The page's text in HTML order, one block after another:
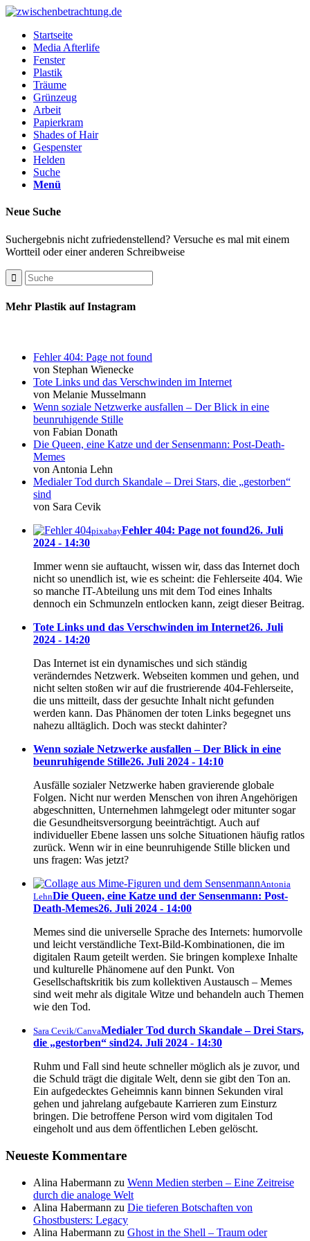
Startseite
Media Afterlife
Fenster
Plastik
Träume
Grünzeug
Arbeit
Papierkram
Shades of Hair
Gespenster
Helden
Suche
Menü
Neue Suche
Suchergebnis nicht zufriedenstellend? Versuche es mal mit einem
Wortteil oder einer anderen Schreibweise
Mehr Plastik auf Instagram
Fehler 404: Page not found
von Stephan Wienecke
Tote Links und das Verschwinden im Internet
von Melanie Musselmann
Wenn soziale Netzwerke ausfallen – Der Blick in eine
beunruhigende Stille
von Fabian Donath
Die Queen, eine Katze und der Sensenmann: Post-Death-
Memes
von Antonia Lehn
Medialer Tod durch Skandale – Drei Stars, die „gestorben“
sind
von Sara Cevik
pixabayFehler 404: Page not found26. Juli
2024 - 14:30
Immer wenn sie auftaucht, wissen wir, dass das Internet doch
nicht so unendlich ist, wie es scheint: die Fehlerseite 404. Wie
so manche IT-Abteilung uns mit dem Tod eines Inhalts
dennoch ein Schmunzeln entlocken kann, zeigt dieser Beitrag.
Tote Links und das Verschwinden im Internet26. Juli
2024 - 14:20
Das Internet ist ein dynamisches und sich ständig
veränderndes Netzwerk. Webseiten kommen und gehen, und
nicht selten stoßen wir auf die frustrierende 404-Fehlerseite,
die uns mitteilt, dass der gesuchte Inhalt nicht gefunden
werden kann. Das Phänomen der toten Links begegnet uns
nahezu alltäglich. Doch was steckt dahinter?
Wenn soziale Netzwerke ausfallen – Der Blick in eine
beunruhigende Stille26. Juli 2024 - 14:10
Ausfälle sozialer Netzwerke haben gravierende globale
Folgen. Nicht nur werden Menschen von ihren Angehörigen
abgeschnitten, Unternehmen lahmgelegt oder mitunter sogar
die Gesundheitsversorgung beeinträchtigt. Auch auf
individueller Ebene lassen uns solche Situationen häufig ratlos
zurück. Wenn wir in eine beunruhigende Stille blicken und
uns fragen: Was jetzt?
Antonia
LehnDie Queen, eine Katze und der Sensenmann: Post-
Death-Memes26. Juli 2024 - 14:00
Memes sind die universelle Sprache des Internets: humorvolle
und leicht verständliche Text-Bild-Kombinationen, die im
digitalen Raum geteilt werden. Sie bringen komplexe Inhalte
und kulturelle Phänomene auf den Punkt. Von
Gesellschaftskritik bis zum kollektiven Austausch – Memes
sind weit mehr als digitale Witze und behandeln auch Themen
wie den Tod.
Sara Cevik/CanvaMedialer Tod durch Skandale – Drei Stars,
die „gestorben“ sind24. Juli 2024 - 14:30
Ruhm und Fall sind heute schneller möglich als je zuvor, und
die Schuld trägt die digitale Welt, denn sie gibt den Ton an.
Ein aufgedecktes Geheimnis kann binnen Sekunden viral
gehen und jahrelang aufgebaute Karrieren zum Einsturz
bringen. Die betroffene Person wird vom digitalen Tod
eingeholt und aus dem öffentlichen Leben gelöscht.
Neueste Kommentare
Alina Habermann zu Wenn Medien sterben – Eine Zeitreise
durch die analoge Welt
Alina Habermann zu Die tieferen Botschaften von
Ghostbusters: Legacy
Alina Habermann zu Ghost in the Shell – Traum oder